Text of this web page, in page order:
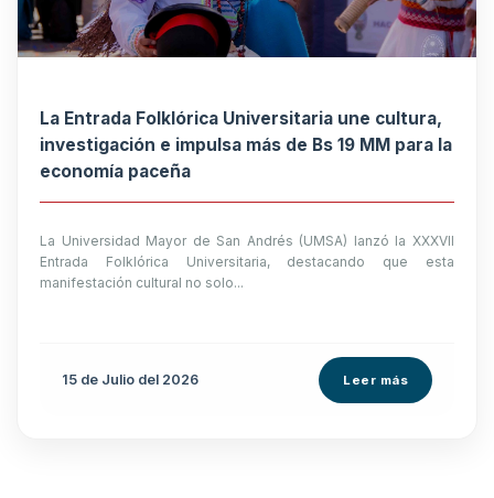
La Entrada Folklórica Universitaria une cultura,
investigación e impulsa más de Bs 19 MM para la
economía paceña
La Universidad Mayor de San Andrés (UMSA) lanzó la XXXVII
Entrada Folklórica Universitaria, destacando que esta
manifestación cultural no solo...
15 de Julio del 2026 Leer más